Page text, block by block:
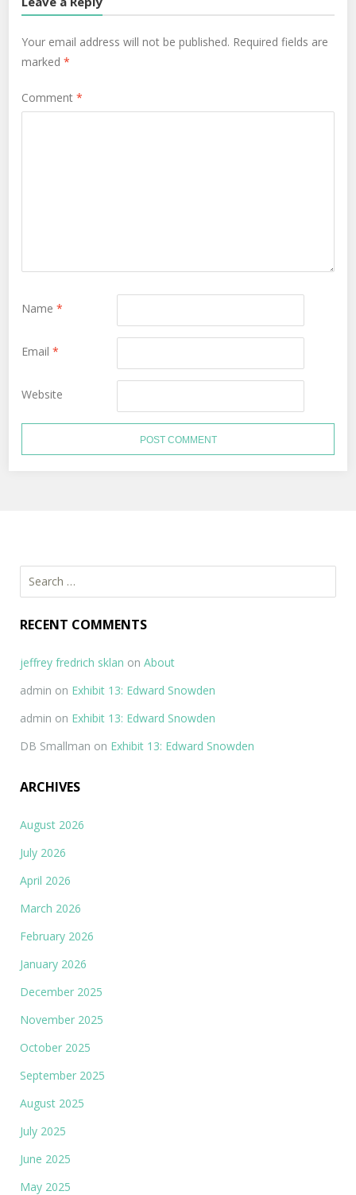
Your email address will not be published. Required fields are
marked*
Comment*
Name*
Email*
Website
Search
for:
RECENT COMMENTS
jeffrey fredrich sklan on About
admin on Exhibit 13: Edward Snowden
admin on Exhibit 13: Edward Snowden
DB Smallman on Exhibit 13: Edward Snowden
ARCHIVES
August 2026
July 2026
April 2026
March 2026
February 2026
January 2026
December 2025
November 2025
October 2025
September 2025
August 2025
July 2025
June 2025
May 2025